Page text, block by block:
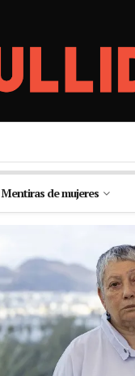
Mentiras de mujeres